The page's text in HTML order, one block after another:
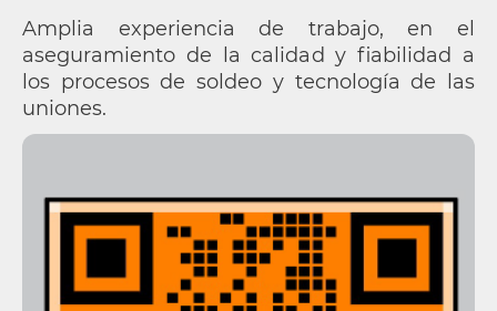
Amplia experiencia de trabajo, en el
aseguramiento de la calidad y fiabilidad a
los procesos de soldeo y tecnología de las
uniones.